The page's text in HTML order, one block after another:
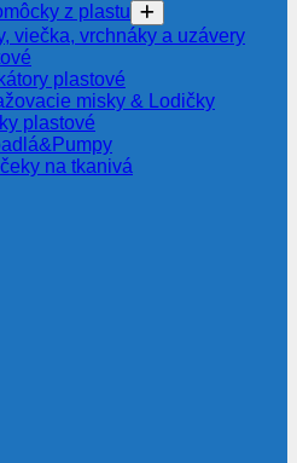
z plastu
viečka, vrchnáky a uzávery
plastové
misky & Lodičky
plastové
na tkanivá